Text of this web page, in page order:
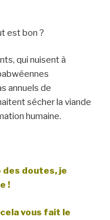
est bon ?
qui nuisent à
annuels de
sécher la viande
humaine.
des doutes, je
!
vous fait le